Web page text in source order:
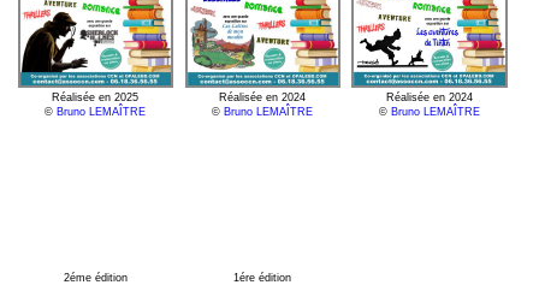
Réalisée en 2025
© Bruno LEMAÎTRE
Réalisée en 2024
© Bruno LEMAÎTRE
Réalisée en 2024
© Bruno LEMAÎTRE
2éme édition 1ére édition